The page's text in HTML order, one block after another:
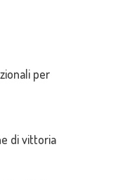
per
di vittoria